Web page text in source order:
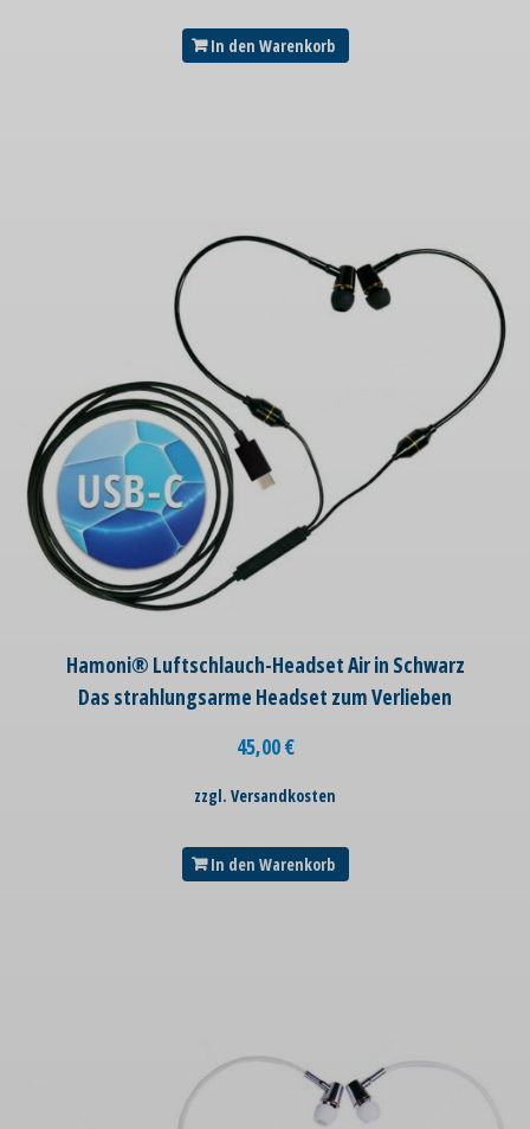
In den Warenkorb
Hamoni® Luftschlauch-Headset Air in Schwarz
Das strahlungsarme Headset zum Verlieben
45,00€
zzgl. Versandkosten
In den Warenkorb